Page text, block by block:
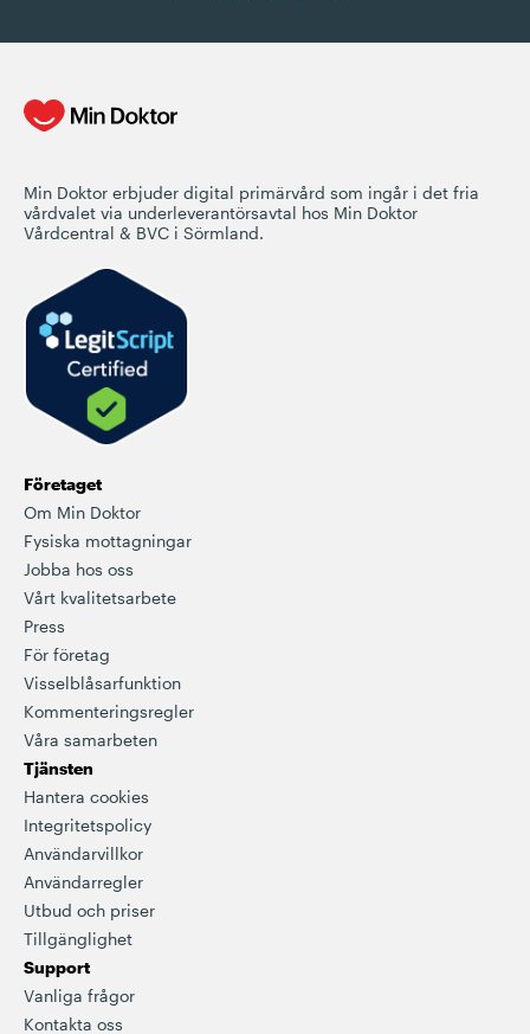
Min Doktor erbjuder digital primärvård som ingår i det fria
vårdvalet via underleverantörsavtal hos Min Doktor
Vårdcentral & BVC i Sörmland.
Företaget
Om Min Doktor
Fysiska mottagningar
Jobba hos oss
Vårt kvalitetsarbete
Press
För företag
Visselblåsarfunktion
Kommenteringsregler
Våra samarbeten
Tjänsten
Hantera cookies
Integritetspolicy
Användarvillkor
Användarregler
Utbud och priser
Tillgänglighet
Support
Vanliga frågor
Kontakta oss